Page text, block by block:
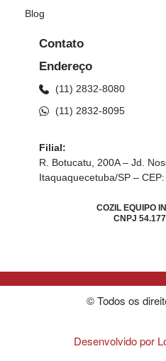
Blog
Contato
Endereço
(11) 2832-8080
(11) 2832-8095
Filial:
R. Botucatu, 200A – Jd.
Itaquaquecetuba/SP –
COZIL EQUIPO
CNPJ
© Todos os
Desenvolvido por